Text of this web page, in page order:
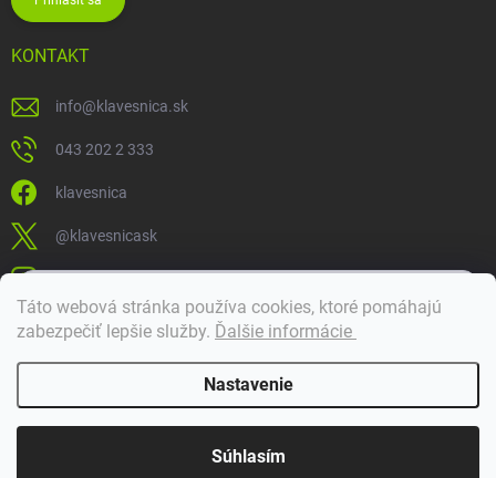
Táto webová stránka používa cookies, ktoré pomáhajú
zabezpečiť lepšie služby. Ďalšie informácie
Nastavenie
Súhlasím
KONTAKT
info@klavesnica.sk
043 202 2 333
klavesnica
@klavesnicask
klavesnica_sk
Doprava a platba
Klávesnica . Všetky práva vyhradené.
Dobrý deň! 👋 Pomôžem vám nájsť správny diel. Napíšte mi.